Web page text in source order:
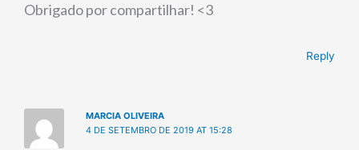
Obrigado por compartilhar! <3
Reply
MARCIA OLIVEIRA
4 DE SETEMBRO DE 2019 AT 15:28